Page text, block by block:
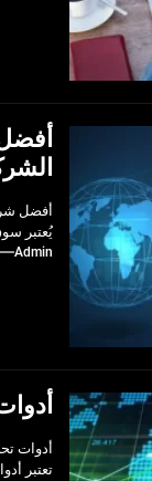
أفضل
يُعتبر
Admin
أدوات
تعتبر